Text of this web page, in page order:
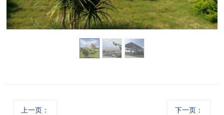
上一页： 下一页：